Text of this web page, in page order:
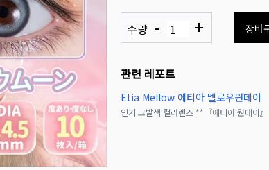
수량 - + 장바
관련 레포트
Etia Mellow 에티아 멜로우원데이